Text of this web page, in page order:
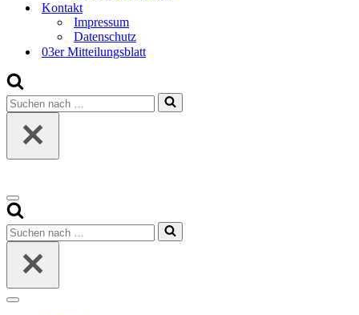
Kontakt
Impressum
Datenschutz
03er Mitteilungsblatt
Suchen
nach …
Navigationsmenü
Suchen
nach …
Navigationsmenü